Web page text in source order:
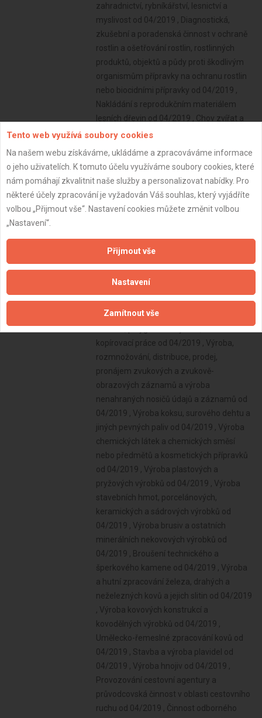
Tento web využívá soubory cookies
Na našem webu získáváme, ukládáme a zpracováváme informace
o jeho uživatelích. K tomuto účelu využíváme soubory cookies, které
nám pomáhají zkvalitnit naše služby a personalizovat nabídky. Pro
některé účely zpracování je vyžadován Váš souhlas, který vyjádříte
volbou „Přijmout vše“. Nastavení cookies můžete změnit volbou
„Nastavení“.
Přijmout vše
Nastavení
Zamítnout vše